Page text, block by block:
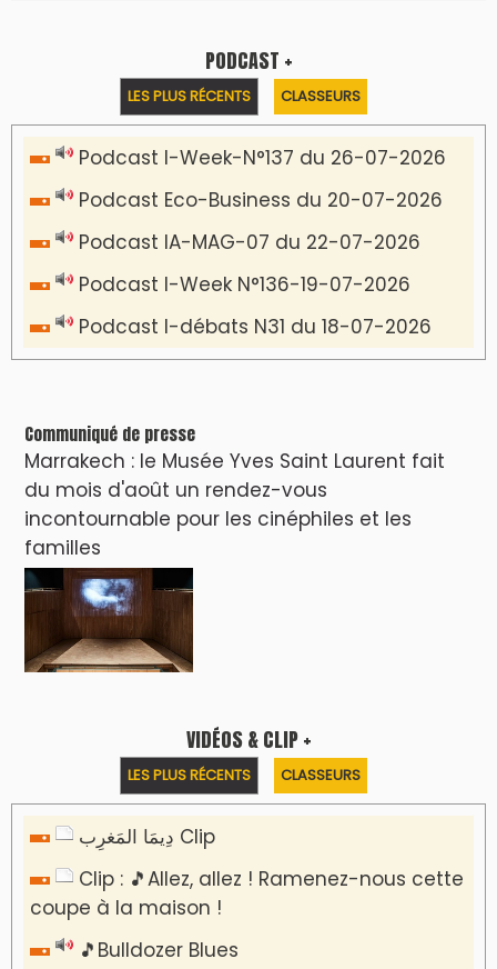
PODCAST +
LES PLUS RÉCENTS CLASSEURS
Podcast I-Week-N°137 du 26-07-2026
Podcast Eco-Business du 20-07-2026
Podcast IA-MAG-07 du 22-07-2026
Podcast I-Week N°136-19-07-2026
Podcast I-débats N31 du 18-07-2026
Communiqué de presse
Marrakech : le Musée Yves Saint Laurent fait
du mois d'août un rendez-vous
incontournable pour les cinéphiles et les
familles
VIDÉOS & CLIP +
LES PLUS RÉCENTS CLASSEURS
دِيمَا المَغرِب Clip
Clip : 🎵Allez, allez ! Ramenez-nous cette
coupe à la maison !
🎵Bulldozer Blues